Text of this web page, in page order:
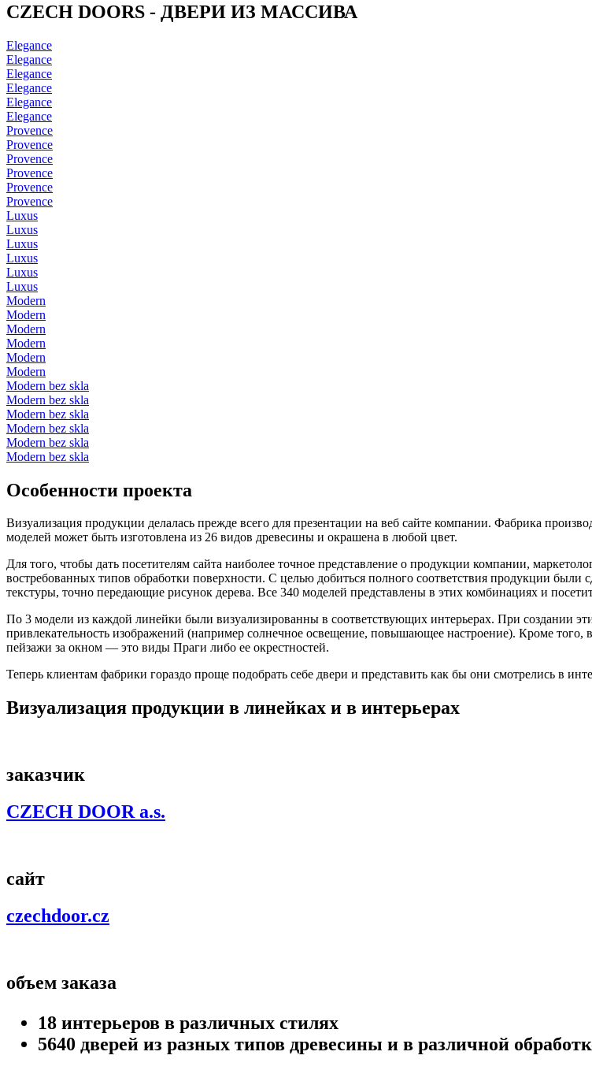
CZECH DOORS - ДВЕРИ ИЗ МАССИВА
Elegance
Elegance
Elegance
Elegance
Elegance
Elegance
Provence
Provence
Provence
Provence
Provence
Provence
Luxus
Luxus
Luxus
Luxus
Luxus
Luxus
Modern
Modern
Modern
Modern
Modern
Modern
Modern bez skla
Modern bez skla
Modern bez skla
Modern bez skla
Modern bez skla
Modern bez skla
Особенности проекта
Визуализация продукции делалась прежде всего для презентации на веб сайте компании. Фабрика
моделей может быть изготовлена из 26 видов древесины и окрашена в любой цвет.
Для того, чтобы дать посетителям сайта наиболее точное представление о продукции компании,
востребованных типов обработки поверхности. С целью добиться полного соответствия продукции
текстуры, точно передающие рисунок дерева. Все 340 моделей представлены в этих комбинациях и
По 3 модели из каждой линейки были визуализированны в соответствующих интерьерах. При создании
привлекательность изображений (например солнечное освещение, повышающее настроение). Кроме
пейзажи за окном — это виды Праги либо ее окрестностей.
Теперь клиентам фабрики гораздо проще подобрать себе двери и представить как бы они смотрелись в
Визуализация продукции в линейках и в интерьерах
заказчик
CZECH DOOR a.s.
сайт
czechdoor.cz
объем заказа
18 интерьеров в различных стилях
5640 дверей из разных типов древесины и в различной